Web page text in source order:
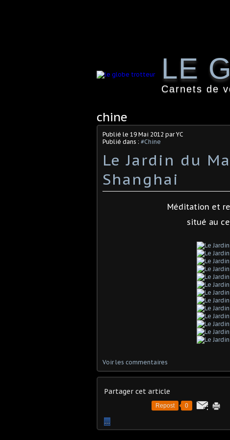
LE
Carnets de
chine
Publié le 19 Mai 2012 par YC
Publié dans : #Chine
Le Jardin du
Shanghai
Méditation et
situé au
Voir les commentaires
Partager cet article
Repost 0
…